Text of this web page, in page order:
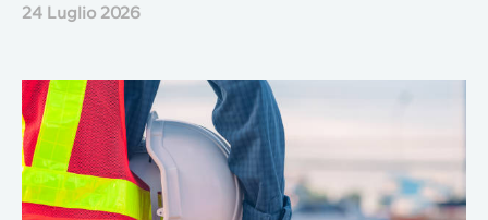
24 Luglio 2026